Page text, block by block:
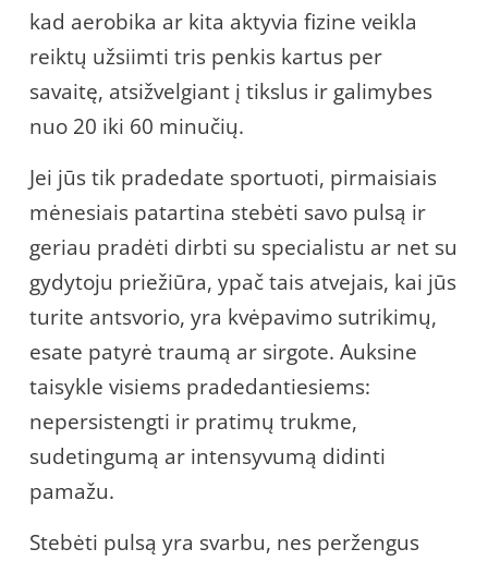
kad aerobika ar kita aktyvia fizine veikla
reiktų užsiimti tris penkis kartus per
savaitę, atsižvelgiant į tikslus ir galimybes
nuo 20 iki 60 minučių.
Jei jūs tik pradedate sportuoti, pirmaisiais
mėnesiais patartina stebėti savo pulsą ir
geriau pradėti dirbti su specialistu ar net su
gydytoju priežiūra, ypač tais atvejais, kai jūs
turite antsvorio, yra kvėpavimo sutrikimų,
esate patyrė traumą ar sirgote. Auksine
taisykle visiems pradedantiesiems:
nepersistengti ir pratimų trukme,
sudetingumą ar intensyvumą didinti
pamažu.
Stebėti pulsą yra svarbu, nes peržengus